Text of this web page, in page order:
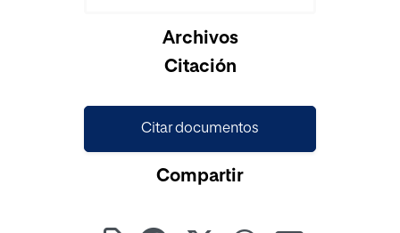
Archivos
Citación
Citar documentos
Compartir